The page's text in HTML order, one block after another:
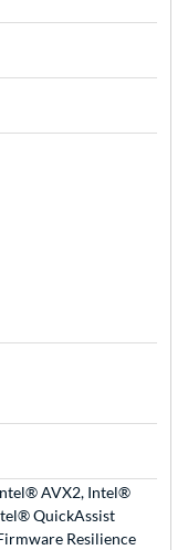
AVX2, Intel®
QuickAssist
Resilience